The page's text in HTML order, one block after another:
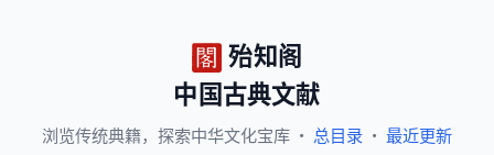
殆知阁
中国古典文献
浏览传统典籍， 探索中华文化宝库 · 总目录 · 最近更新